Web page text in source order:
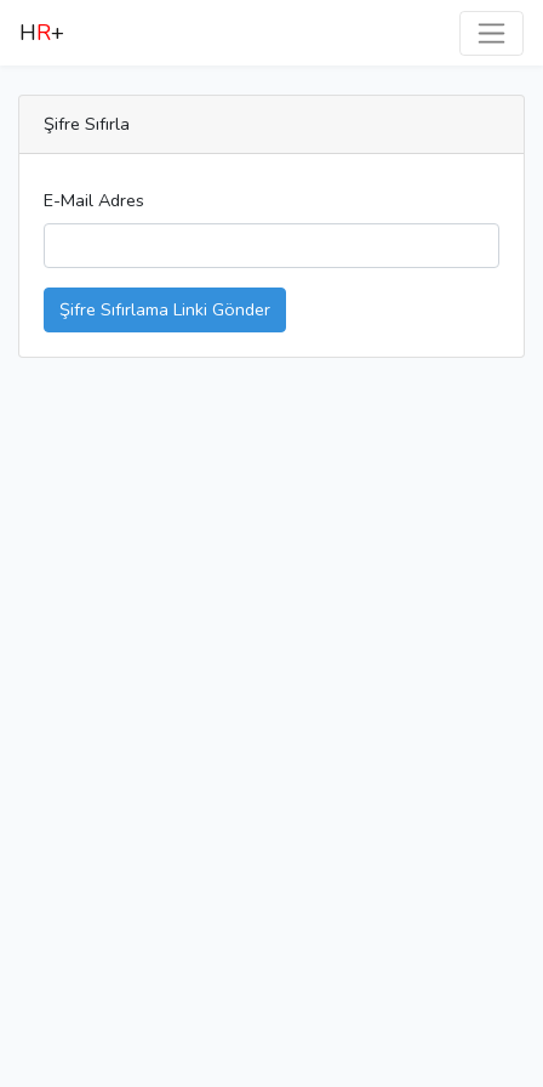
HR+
Şifre Sıfırla
E-Mail Adres
Şifre Sıfırlama Linki Gönder